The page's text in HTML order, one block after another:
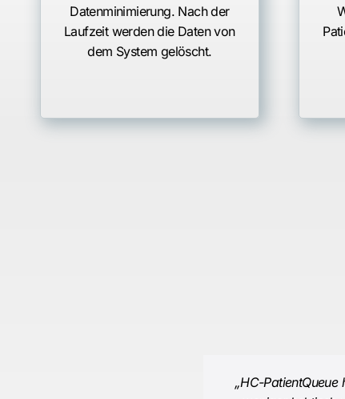
Datenminimierung. Nach der
Laufzeit werden die Daten von
dem System gelöscht.
„HC-